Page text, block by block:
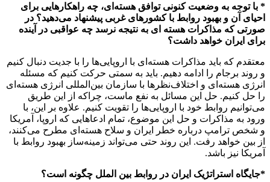
* با توجه به وضعیت کنونی توافق هسته‌ای، چه راهکارهایی برای
احیای آن و بهبود روابط با کشورهای غربی پیشنهاد می‌دهید؟ در
صورتی که مذاکرات هسته ای به نتیجه نرسد چه عواقبی در آینده
برای ایران خواهد داشت؟
معتقدم که باید مذاکرات هسته‌ای با اروپایی‌ها را با جدیت دنبال کنیم
و روند برجام را ادامه دهیم. باید به سمتی حرکت کنیم که مسئله
انرژی هسته‌ای و اختلاف‌نظرها با سازمان بین‌المللی انرژی هسته‌ای
را حل کنیم. حل این مسائل به نفع ماست، چراکه از این طریق
می‌توانیم روابط خود با اروپایی‌ها را تقویت کنیم. علاوه بر این، با
ورود به مذاکرات و حل این موضوع، تمام ادعاهایی که اروپا، آمریکا
و شخص ترامپ درباره خطر ایران و سلاح هسته‌ای مطرح می‌کنند،
از بین خواهد رفت. این روند حتی می‌تواند زمینه‌ساز بهبود روابط با
آمریکا نیز باشد.
*جایگاه استراتژیک ایران در روابط بین الملل چگونه است؟